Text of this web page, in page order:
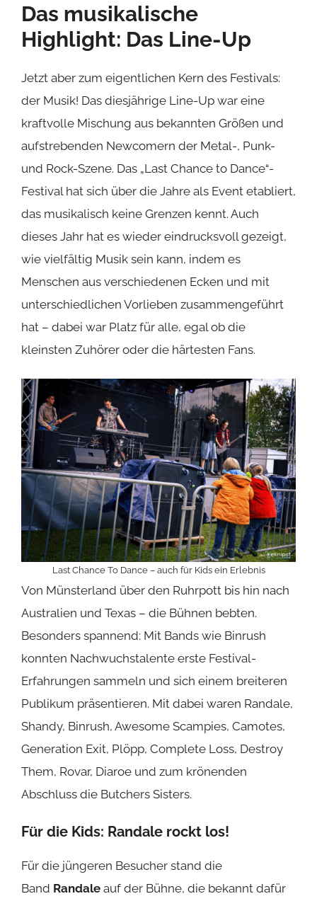
Das musikalische
Highlight: Das Line-Up
Jetzt aber zum eigentlichen Kern des Festivals:
der Musik! Das diesjährige Line-Up war eine
kraftvolle Mischung aus bekannten Größen und
aufstrebenden Newcomern der Metal-, Punk-
und Rock-Szene. Das „Last Chance to Dance“-
Festival hat sich über die Jahre als Event etabliert,
das musikalisch keine Grenzen kennt. Auch
dieses Jahr hat es wieder eindrucksvoll gezeigt,
wie vielfältig Musik sein kann, indem es
Menschen aus verschiedenen Ecken und mit
unterschiedlichen Vorlieben zusammengeführt
hat – dabei war Platz für alle, egal ob die
kleinsten Zuhörer oder die härtesten Fans.
Last Chance To Dance – auch für Kids ein Erlebnis
Von Münsterland über den Ruhrpott bis hin nach
Australien und Texas – die Bühnen bebten.
Besonders spannend: Mit Bands wie Binrush
konnten Nachwuchstalente erste Festival-
Erfahrungen sammeln und sich einem breiteren
Publikum präsentieren. Mit dabei waren Randale,
Shandy, Binrush, Awesome Scampies, Camotes,
Generation Exit, Plöpp, Complete Loss, Destroy
Them, Rovar, Diaroe und zum krönenden
Abschluss die Butchers Sisters.
Für die Kids: Randale rockt los!
Für die jüngeren Besucher stand die
Band Randale auf der Bühne, die bekannt dafür